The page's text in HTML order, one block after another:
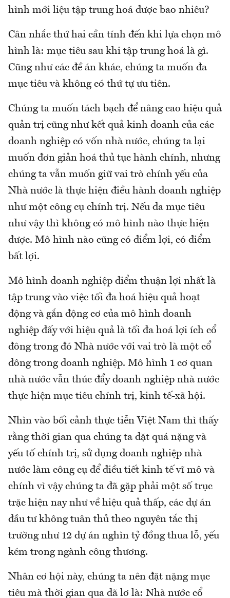
hình mới liệu tập trung hoá được bao nhiêu?
Cân nhắc thứ hai cần tính đến khi lựa chọn mô
hình là: mục tiêu sau khi tập trung hoá là gì.
Cũng như các đề án khác, chúng ta muốn đa
mục tiêu và không có thứ tự ưu tiên.
Chúng ta muốn tách bạch để nâng cao hiệu quả
quản trị cũng như kết quả kinh doanh của các
doanh nghiệp có vốn nhà nước, chúng ta lại
muốn đơn giản hoá thủ tục hành chính, nhưng
chúng ta vẫn muốn giữ vai trò chính yếu của
Nhà nước là thực hiện điều hành doanh nghiệp
như một công cụ chính trị. Nếu đa mục tiêu
như vậy thì không có mô hình nào thực hiện
được. Mô hình nào cũng có điểm lợi, có điểm
bất lợi.
Mô hình doanh nghiệp điểm thuận lợi nhất là
tập trung vào việc tối đa hoá hiệu quả hoạt
động và gắn động cơ của mô hình doanh
nghiệp đấy với hiệu quả là tối đa hoá lợi ích cổ
đông trong đó Nhà nước với vai trò là một cổ
đông trong doanh nghiệp. Mô hình 1 cơ quan
nhà nước vẫn thúc đẩy doanh nghiệp nhà nước
thực hiện mục tiêu chính trị, kinh tế-xã hội.
Nhìn vào bối cảnh thực tiễn Việt Nam thì thấy
rằng thời gian qua chúng ta đặt quá nặng và
yếu tố chính trị, sử dụng doanh nghiệp nhà
nước làm công cụ để điều tiết kinh tế vĩ mô và
chính vì vậy chúng ta đã gặp phải một số trục
trặc hiện nay như về hiệu quả thấp, các dự án
đầu tư không tuân thủ theo nguyên tắc thị
trường như 12 dự án nghìn tỷ đồng thua lỗ, yếu
kém trong ngành công thương.
Nhân cơ hội này, chúng ta nên đặt nặng mục
tiêu mà thời gian qua đã lơ là: Nhà nước cổ